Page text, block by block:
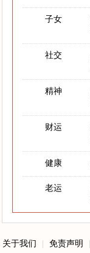
子女
社交
精神
财运
健康
老运
关于我们 免责声明